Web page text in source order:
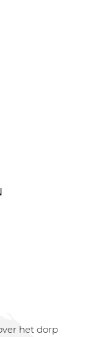
het dorp